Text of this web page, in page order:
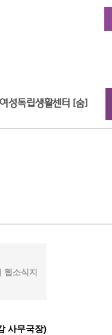
성독립생활센터 [숨]
웹소식지
사무국장)